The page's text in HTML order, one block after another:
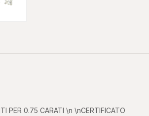
PER 0.75 CARATI \n \nCERTIFICATO